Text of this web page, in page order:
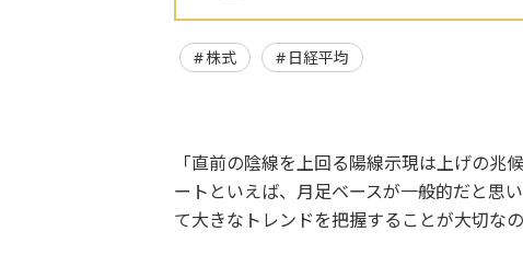
株式 日経平均
「直前の陰線を上回る陽線示現は上げの兆
ートといえば、月足ベースが一般的だと思
て大きなトレンドを把握することが大切な